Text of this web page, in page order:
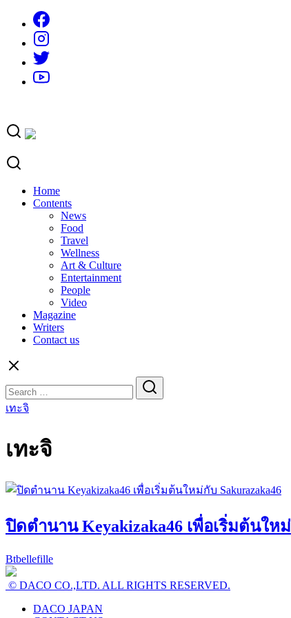
content
Home
Contents
News
Food
Travel
Wellness
Art & Culture
Entertainment
People
Video
Magazine
Writers
Contact us
for:
เทะจิ
เทะจิ
ปิดตำนาน Keyakizaka46 เพื่อเริ่มต้นใหม่
Btbellefille
© DACO CO.,LTD. ALL RIGHTS RESERVED.
DACO JAPAN